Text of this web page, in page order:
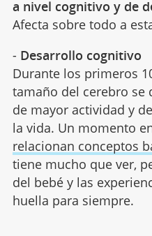
a nivel cognitivo y de
Afecta sobre todo a
- Desarrollo cognitivo
Durante los primeros
tamaño del cerebro se
de mayor actividad y
la vida. Un momento
relacionan conceptos
tiene mucho que ver,
del bebé y las
huella para siempre.